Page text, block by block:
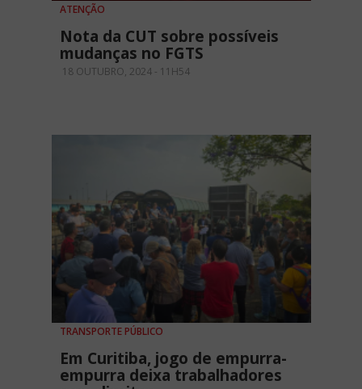
ATENÇÃO
Nota da CUT sobre possíveis
mudanças no FGTS
18 OUTUBRO, 2024 - 11H54
TRANSPORTE PÚBLICO
Em Curitiba, jogo de empurra-
empurra deixa trabalhadores